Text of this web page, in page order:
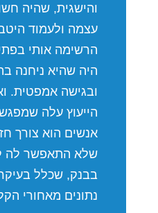
והישגית, שהיה
עצמה ולעמוד
הרשימה אותי
היה שהיא ניחנה
ובגישה אמפטית.
הייעוץ עלה
אנשים הוא צורך
שלא התאפשר לה
בבנק, שכלל
נתונים מאחורי